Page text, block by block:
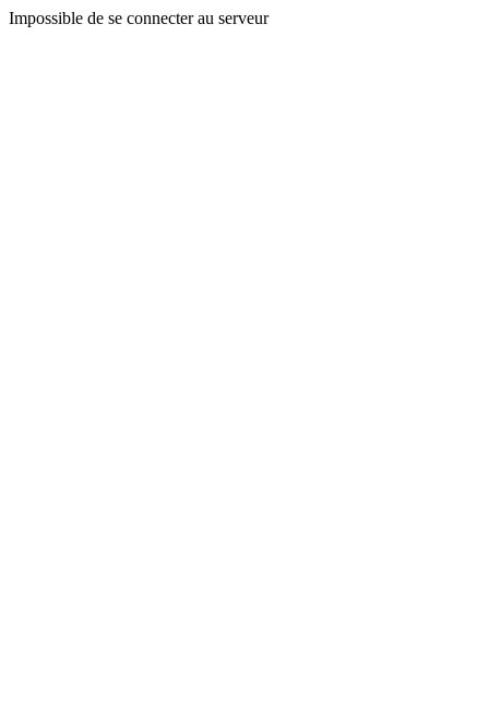
Impossible de se connecter au serveur